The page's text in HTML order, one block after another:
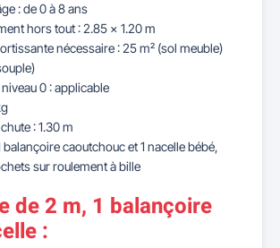
: de 0 à 8 ans
hors tout : 2.85 x 1.20 m
nécessaire : 25 m² (sol meuble)
0 : applicable
: 1.30 m
balançoire caoutchouc et 1 nacelle bébé,
sur roulement à bille
de 2 m, 1 balançoire
: